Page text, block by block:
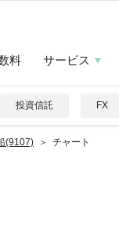
料 サービス
投資信託 FX
(9107) チャート